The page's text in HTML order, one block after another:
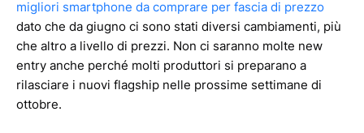
migliori smartphone da comprare per fascia di prezzo
dato che da giugno ci sono stati diversi cambiamenti, più
che altro a livello di prezzi. Non ci saranno molte new
entry anche perché molti produttori si preparano a
rilasciare i nuovi flagship nelle prossime settimane di
ottobre.